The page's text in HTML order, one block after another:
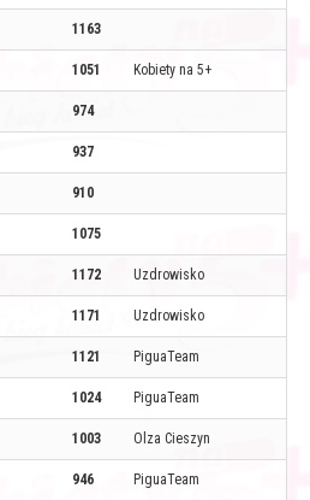
1163
1051 Kobiety na 5+
974
937
910
1075
1172 Uzdrowisko
1171 Uzdrowisko
1121 PiguaTeam
1024 PiguaTeam
1003 Olza Cieszyn
946 PiguaTeam